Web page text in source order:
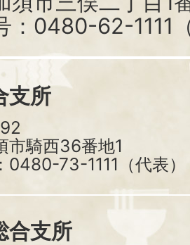
：0480-62-1111
支所
市騎西36番地1
0480-73-1111（代表）
合支所